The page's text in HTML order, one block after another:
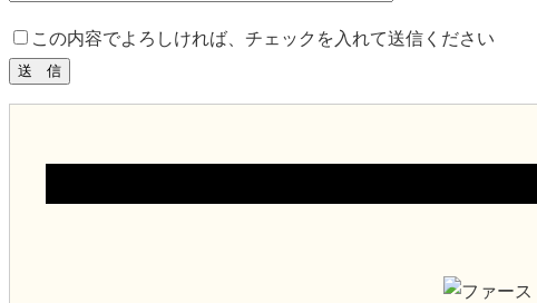
この内容でよろしければ、チェックを入れて送信ください